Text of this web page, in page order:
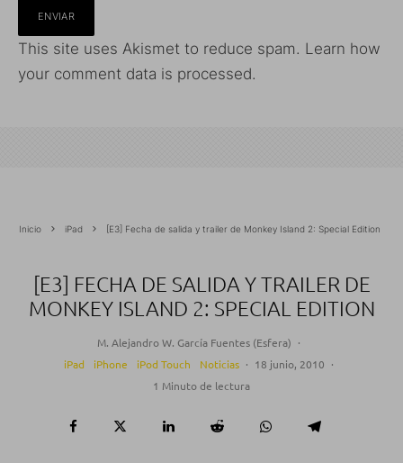
This site uses Akismet to reduce spam. Learn how
your comment data is processed.
Inicio iPad [E3] Fecha de salida y trailer de Monkey Island 2: Special Edition
[E3] FECHA DE SALIDA Y TRAILER DE
MONKEY ISLAND 2: SPECIAL EDITION
M. Alejandro W. García Fuentes (Esfera) ·
iPad
iPhone iPod Touch Noticias · 18 junio, 2010 ·
1 Minuto de lectura